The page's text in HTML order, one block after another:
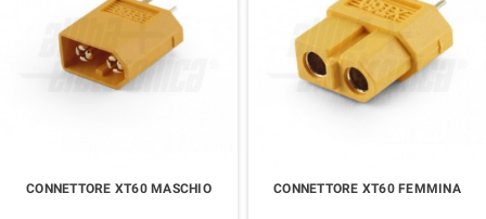
CONNETTORE XT60 MASCHIO CONNETTORE XT60 FEMMINA